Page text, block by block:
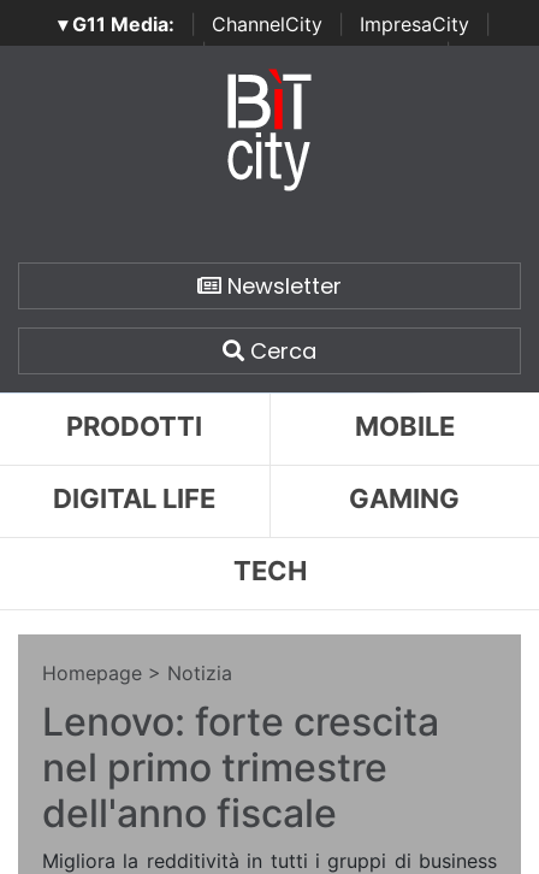
▾ G11 Media: ChannelCity ImpresaCity
SecurityOpenLab | Italian Channel Awards | Italian
Italian Security Awards
Newsletter
Cerca
PRODOTTI MOBILE
DIGITAL LIFE GAMING
TECH
Homepage > Notizia
Lenovo: forte crescita
nel primo trimestre
dell'anno fiscale
Migliora la redditività in tutti i gruppi di business